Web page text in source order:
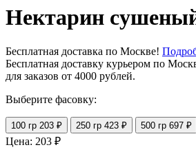
Нектарин
Бесплатная доставка по Москве!
Бесплатная доставку курьером по
для заказов от 4000 рублей.
Выберите фасовку:
100 гр 203 ₽ 250 гр 423 ₽ 500 гр 697 ₽
Цена: 203 ₽